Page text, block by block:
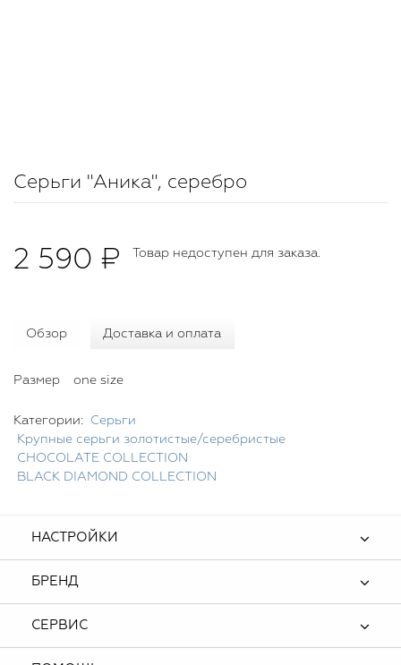
Серьги "Аника", серебро
2 590 ₽ Товар недоступен для заказа.
Обзор Доставка и оплата
Размер one size
Категории:
Серьги
Крупные серьги золотистые/серебристые
CHOСOLATE COLLECTION
BLACK DIAMOND COLLECTION
НАСТРОЙКИ
БРЕНД
СЕРВИС